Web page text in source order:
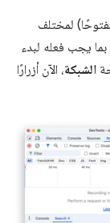
لمختلف
بما يجب فعله لبدء
الشبكة، الآن أزرارًا